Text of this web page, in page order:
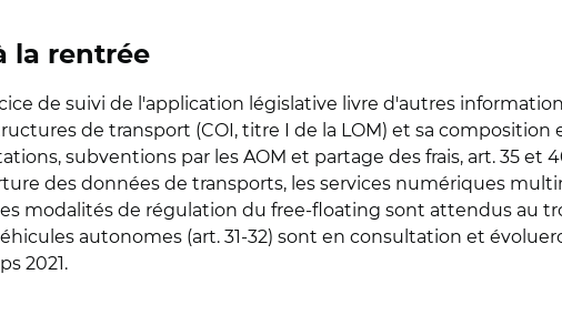
la rentrée
de suivi de l'application législative livre d'autres
de transport (COI, titre I de la LOM) et sa
subventions par les AOM et partage des frais, art. 35 et
des données de transports, les services numériques
modalités de régulation du free-floating sont attendus au
autonomes (art. 31-32) sont en consultation et
2021.